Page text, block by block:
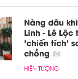
Nàng dâu
Linh - Lê
'chiến tích'
chồng
HIỆN TƯỢNG